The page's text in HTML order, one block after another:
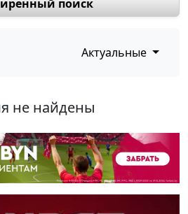
поиск
Актуальные
не найдены